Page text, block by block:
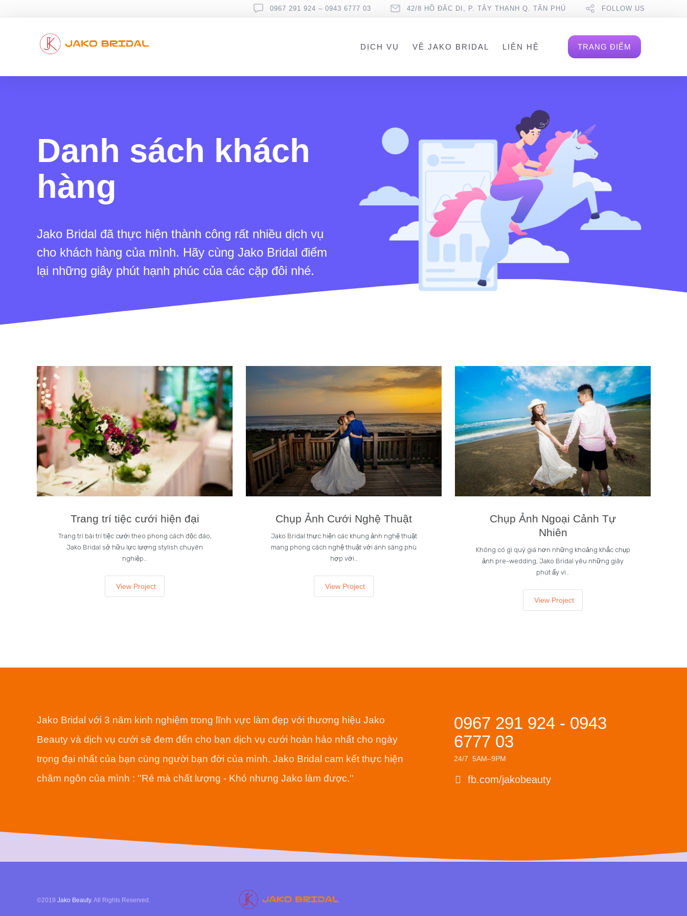
0967 291 924 – 0943 6777 03 42/8 HỒ ĐẮC DI, P. TÂY THẠNH Q. TÂN PHÚ FOLLOW US
DỊCH VỤ VỀ JAKO BRIDAL LIÊN HỆ TRANG ĐIỂM
Danh sách khách
hàng
Jako Bridal đã thực hiện thành công rất nhiều dịch vụ
cho khách hàng của mình. Hãy cùng Jako Bridal điểm
lại những giây phút hạnh phúc của các cặp đôi nhé.
Trang trí tiệc cưới hiện đại
Trang trí bài trí tiệc cưới theo phong cách độc đáo,
Jako Bridal sở hữu lực lượng stylish chuyên
nghiệp…
View Project
Chụp Ảnh Cưới Nghệ Thuật
Jako Bridal thực hiện các khung ảnh nghệ thuật
mang phong cách nghệ thuật với ánh sáng phù
hợp với…
View Project
Chụp Ảnh Ngoại Cảnh Tự
Nhiên
Không có gì quý giá hơn những khoảng khắc chụp
ảnh pre-wedding, Jako Bridal yêu những giây
phút ấy vì…
View Project
Jako Bridal với 3 năm kinh nghiệm trong lĩnh vực làm đẹp với thương hiệu Jako
Beauty và dịch vụ cưới sẽ đem đến cho bạn dịch vụ cưới hoàn hảo nhất cho ngày
trọng đại nhất của bạn cùng người bạn đời của mình. Jako Bridal cam kết thực hiện
châm ngôn của mình : ''Rẻ mà chất lượng - Khó nhưng Jako làm được.''
0967 291 924 - 0943
6777 03
24/7 5AM–9PM
fb.com/jakobeauty
©2019 Jako Beauty. All Rights Reserved.